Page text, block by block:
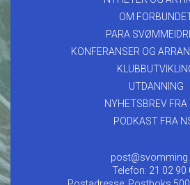
OM
PARA
KONFERANSER OG
UTDANNING
NYHETSBREV FRA
PODKAST FRA
Telefon: 21 02 90